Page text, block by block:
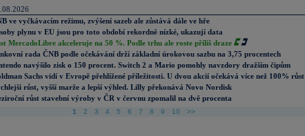
ve vyčkávacím režimu, zvýšení sazeb ale zůstává dále ve hře
plynu v EU jsou pro toto období rekordně nízké, ukazují data
MercadoLibre akceleruje na 50 %. Podle trhu ale roste příliš draze
rada ČNB podle očekávání drží základní úrokovou sazbu na 3,75 procentech
navýšilo zisk o 150 procent. Switch 2 a Mario pomohly navzdory dražším čipům
Sachs vidí v Evropě přehlížené příležitosti. U dvou akcií očekává více než 100% růst
růst, vyšší marže a lepší výhled. Lilly překonává Novo Nordisk
růst stavební výroby v ČR v červnu zpomalil na dvě procenta
1 2 3 4 5 6 7 8 9 10 >>